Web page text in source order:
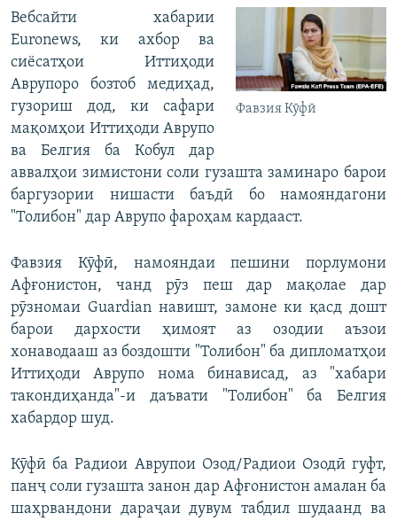
Фавзия Кӯфӣ
Вебсайти хабарии
Euronews, ки ахбор ва
сиёсатҳои Иттиҳоди
Аврупоро бозтоб медиҳад,
гузориш дод, ки сафари
мақомҳои Иттиҳоди Аврупо
ва Белгия ба Кобул дар
аввалҳои зимистони соли гузашта заминаро барои
баргузории нишасти баъдӣ бо намояндагони
"Толибон" дар Аврупо фароҳам кардааст.
Фавзия Кӯфӣ, намояндаи пешини порлумони
Афғонистон, чанд рӯз пеш дар мақолае дар
рӯзномаи Guardian навишт, замоне ки қасд дошт
барои дархости ҳимоят аз озодии аъзои
хонаводааш аз боздошти "Толибон" ба дипломатҳои
Иттиҳоди Аврупо нома бинависад, аз "хабари
такондиҳанда"-и даъвати "Толибон" ба Белгия
хабардор шуд.
Кӯфӣ ба Радиои Аврупои Озод/Радиои Озодӣ гуфт,
панҷ соли гузашта занон дар Афғонистон амалан ба
шаҳрвандони дараҷаи дувум табдил шудаанд ва